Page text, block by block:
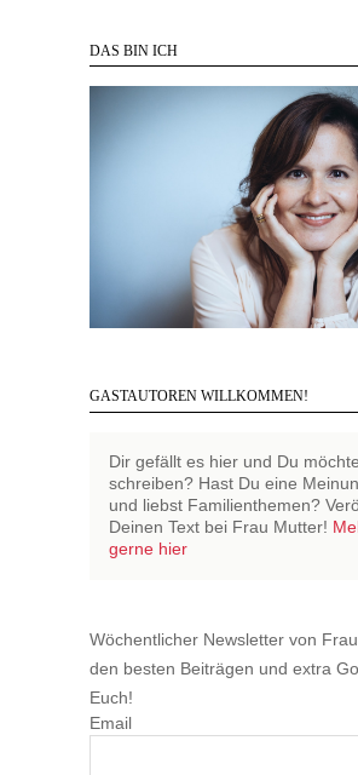
DAS BIN ICH
GASTAUTOREN WILLKOMMEN!
Dir gefällt es hier und Du
schreiben? Hast Du eine
und liebst Familienthemen?
Deinen Text bei Frau Mutter!
gerne hier
Wöchentlicher Newsletter von
den besten Beiträgen und extra
Euch!
Email